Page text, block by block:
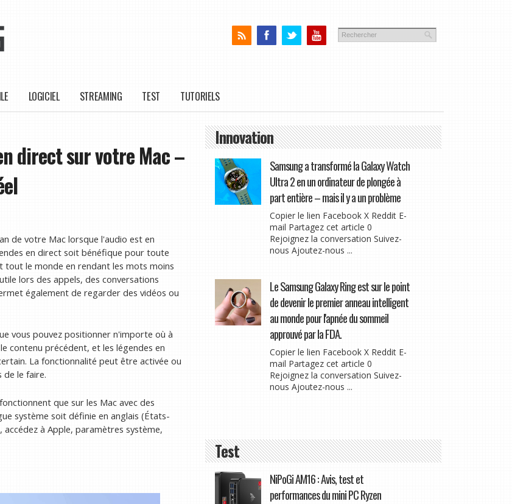
LOGICIEL STREAMING TEST TUTORIELS
direct sur votre Mac –
de votre Mac lorsque l'audio est en
en direct soit bénéfique pour toute
tout le monde en rendant les mots moins
lors des appels, des conversations
également de regarder des vidéos ou
vous pouvez positionner n'importe où à
contenu précédent, et les légendes en
La fonctionnalité peut être activée ou
de le faire.
que sur les Mac avec des
système soit définie en anglais (États-
à Apple, paramètres système,
Innovation
Samsung a transformé la Galaxy Watch
Ultra 2 en un ordinateur de plongée à
part entière – mais il y a un problème
Copier le lien Facebook X Reddit E-
mail Partagez cet article 0
Rejoignez la conversation Suivez-
nous Ajoutez-nous ...
Le Samsung Galaxy Ring est sur le point
de devenir le premier anneau intelligent
au monde pour l'apnée du sommeil
approuvé par la FDA.
Copier le lien Facebook X Reddit E-
mail Partagez cet article 0
Rejoignez la conversation Suivez-
nous Ajoutez-nous ...
Test
NiPoGi AM16 : Avis, test et
performances du mini PC Ryzen